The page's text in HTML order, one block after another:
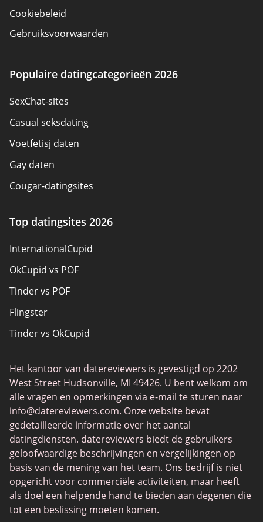
Cookiebeleid
Gebruiksvoorwaarden
Over ons
Populaire datingcategorieën 2026
SexChat-sites
Casual seksdating
Voetfetisj daten
Gay daten
Cougar-datingsites
Pansexual Dating
Datingsites voor volwassenen
Datingsites voor senioren
Christelijk daten
Lokale singles online
Trans daten
Dating-apps
Top datingsites 2026
InternationalCupid
OkCupid vs POF
Tinder vs POF
Flingster
Tinder vs OkCupid
Chat Avenue
Zoosk vs Match
Feabie
POF vs Match
SPDate
eHarmony vs OkCupid
TenderMeets
Het kantoor van datereviewers is gevestigd op 2202
West Street Hudsonville, MI 49426. U bent welkom om
alle vragen en opmerkingen via e-mail te sturen naar
info@datereviewers.com. Onze website bevat
gedetailleerde informatie over het aantal
datingdiensten. datereviewers biedt de gebruikers
geloofwaardige beschrijvingen en vergelijkingen op
basis van de mening van het team. Ons bedrijf is niet
opgericht voor commerciële activiteiten, maar heeft
als doel een helpende hand te bieden aan degenen die
tot een beslissing moeten komen.